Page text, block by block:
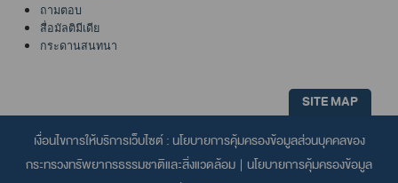
ถามตอบ
สื่อมัลติมีเดีย
กระดานสนทนา
SITE MAP
เงื่อนไขการให้บริการเว็บไซต์ : นโยบายการคุ้มครองข้อมูลส่วนบุคคลของ
กระทรวงทรัพยากรธรรมชาติและสิ่งแวดล้อม | นโยบายการคุ้มครองข้อมูล